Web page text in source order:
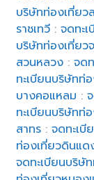
บริษัทท่องเที่ยว
ราชเทวี :จดทะ
บริษัทท่องเที่ยว
สวนหลวง :จด
ทะเบียนบริษัทท่
บางคอแหลม :
ทะเบียนบริษัทท่
สาทร :จดทะเ
ท่องเที่ยวดินแด
จดทะเบียนบริษั